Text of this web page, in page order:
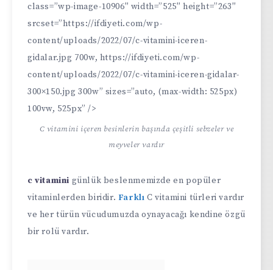
class=”wp-image-10906″ width=”525″ height=”263″
srcset=”https://ifdiyeti.com/wp-
content/uploads/2022/07/c-vitamini-iceren-
gidalar.jpg 700w, https://ifdiyeti.com/wp-
content/uploads/2022/07/c-vitamini-iceren-gidalar-
300×150.jpg 300w” sizes=”auto, (max-width: 525px)
100vw, 525px” />
C vitamini içeren besinlerin başında çeşitli sebzeler ve
meyveler vardır
c vitamini günlük beslenmemizde en popüler
vitaminlerden biridir. Farklı C vitamini türleri vardır
ve her türün vücudumuzda oynayacağı kendine özgü
bir rolü vardır.